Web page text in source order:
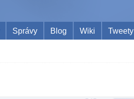
Správy Blog Wiki Tweety